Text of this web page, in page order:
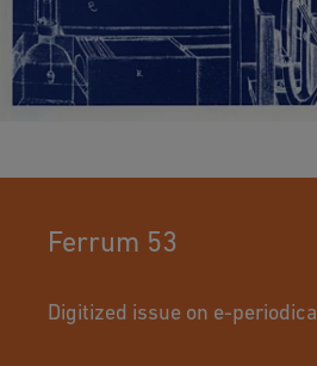
Ferrum 53
Digitized issue on e-periodica